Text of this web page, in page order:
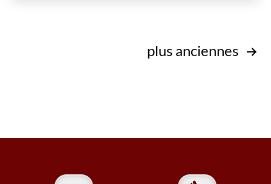
plus anciennes